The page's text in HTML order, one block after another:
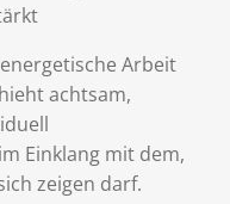
energetische Arbeit
achtsam,
Einklang mit dem,
zeigen darf.